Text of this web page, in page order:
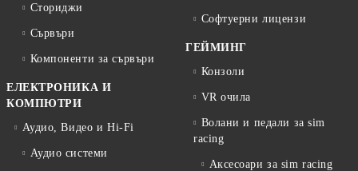
Сториджи
Сървъри
Компоненти за сървъри
ЕЛЕКТРОНИКА И
КОМПЮТРИ
Аудио, Видео и Hi-Fi
Аудио системи
Софтуерни лицензи
ГЕЙМИНГ
Конзоли
VR очила
Волани и педали за sim
racing
Аксесоари за sim racing